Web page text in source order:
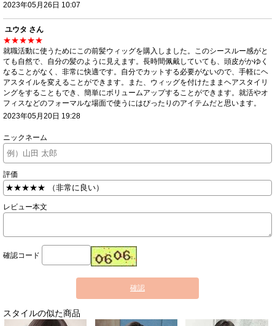
2023年05月26日 10:07
ユウタ さん
★★★★★
就職活動に使うためにこの前髪ウィッグを購入しました。このシースルー感がと
ても自然で、自分の髪のように見えます。長時間佩戴していても、頭皮がかゆく
なることがなく、非常に快適です。自分でカットする必要がないので、手軽にヘ
アスタイルを変えることができます。また、ウィッグを付けたままヘアスタイリ
ングをすることもでき、簡単にボリュームアップすることができます。就活やオ
フィスなどのフォーマルな場面で使うにはぴったりのアイテムだと思います。
2023年05月20日 19:28
ニックネーム
評価
レビュー本文
確認コード
確認
スタイルの似た商品